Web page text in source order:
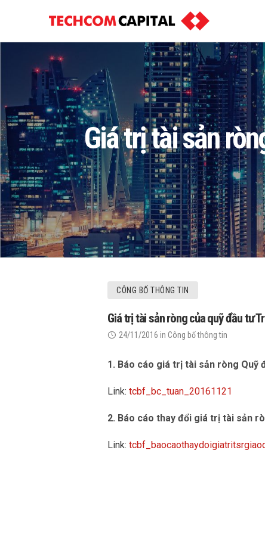
Giá trị tài sản
CÔNG BỐ THÔNG TIN
Giá trị tài sản ròng của quỹ đầu tư
24/11/2016 in Công bố thông tin
1. Báo cáo giá trị tài sản ròng Quỹ
Link:tcbf_bc_tuan_20161121
2. Báo cáo thay đổi giá trị tài sản
Link: